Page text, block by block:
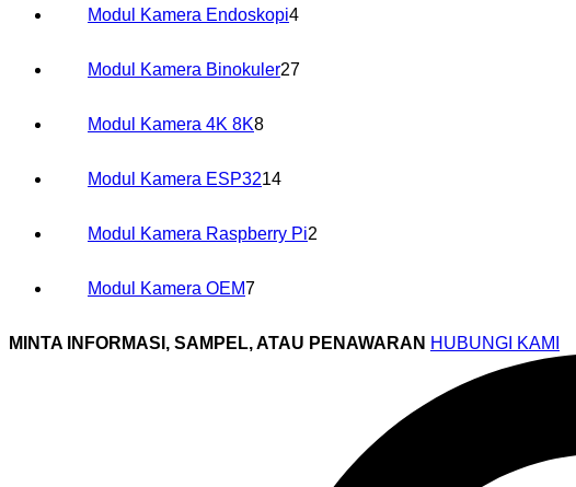
Modul Kamera Endoskopi44
Modul Kamera Binokuler2727
Modul Kamera 4K 8K88
Modul Kamera ESP321414
Modul Kamera Raspberry Pi2
Modul Kamera OEM77
MINTA INFORMASI, SAMPEL, ATAU PENAWARAN HUBUNGI KAMI